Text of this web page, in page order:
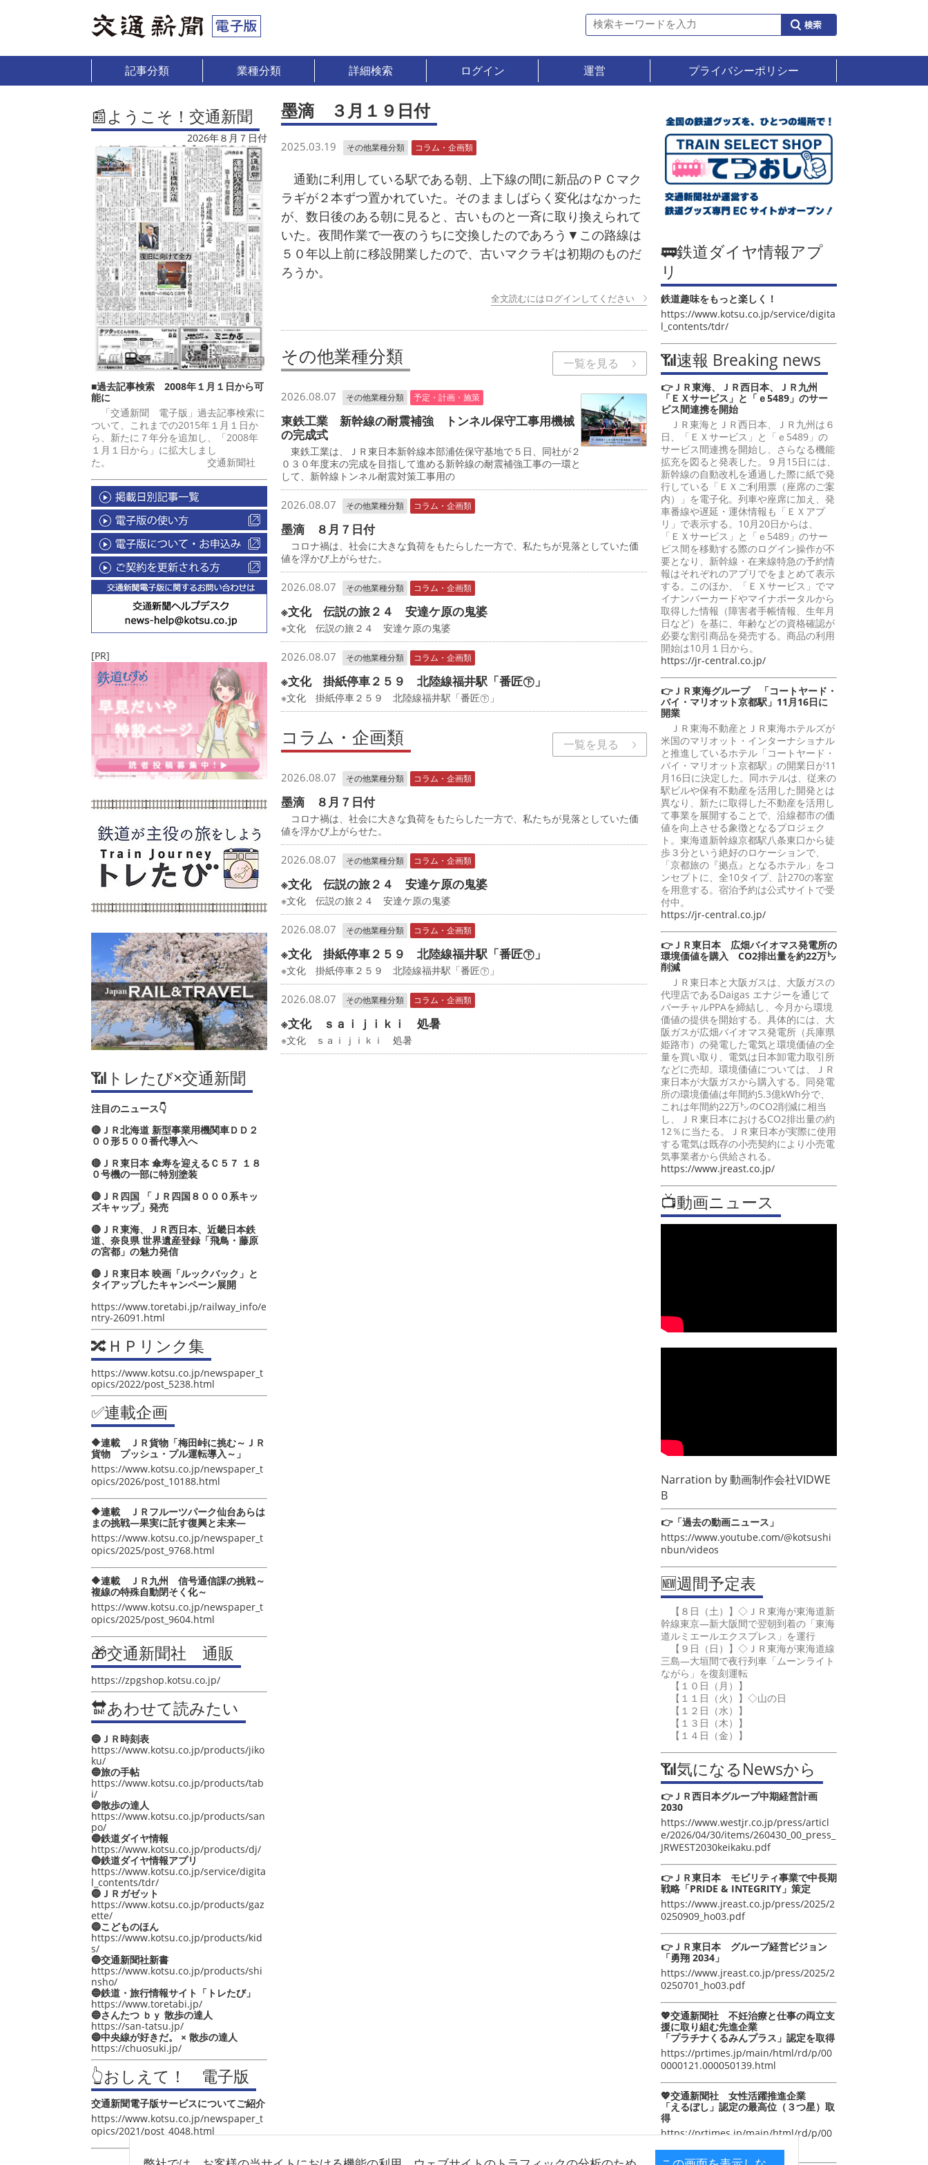
記事分類 業種分類 詳細検索 ログイン 運営 プライバシーポリシー
📰ようこそ！交通新聞
2026年８月７日付
■過去記事検索 2008年１月１日から可
能に
「交通新聞 電子版」過去記事検索に
ついて、これまでの2015年１月１日か
ら、新たに７年分を追加し、「2008年
１月１日から」に拡大しまし
た。 交通新聞社
[PR]
📶トレたび×交通新聞
注目のニュース👇
🔴ＪＲ北海道 新型事業用機関車ＤＤ２
００形５００番代導入へ
🔴ＪＲ東日本 傘寿を迎えるＣ５７ １８
０号機の一部に特別塗装
🔴ＪＲ四国 「ＪＲ四国８０００系キッ
ズキャップ」発売
🔴ＪＲ東海、ＪＲ西日本、近畿日本鉄
道、奈良県 世界遺産登録「飛鳥・藤原
の宮都」の魅力発信
🔴ＪＲ東日本 映画「ルックバック」と
タイアップしたキャンペーン展開
https://www.toretabi.jp/railway_info/e
ntry-26091.html
🔀ＨＰリンク集
https://www.kotsu.co.jp/newspaper_t
opics/2022/post_5238.html
✅連載企画
🔶連載 ＪＲ貨物「梅田峠に挑む～ＪＲ
貨物 プッシュ・プル運転導入～」
https://www.kotsu.co.jp/newspaper_t
opics/2026/post_10188.html
🔶連載 ＪＲフルーツパーク仙台あらは
まの挑戦―果実に託す復興と未来―
https://www.kotsu.co.jp/newspaper_t
opics/2025/post_9768.html
🔶連載 ＪＲ九州 信号通信課の挑戦～
複線の特殊自動閉そく化～
https://www.kotsu.co.jp/newspaper_t
opics/2025/post_9604.html
🎁交通新聞社 通販
https://zpgshop.kotsu.co.jp/
🔛あわせて読みたい
🔵ＪＲ時刻表
https://www.kotsu.co.jp/products/jiko
ku/
🔵旅の手帖
https://www.kotsu.co.jp/products/tab
i/
🔵散歩の達人
https://www.kotsu.co.jp/products/san
po/
🔵鉄道ダイヤ情報
https://www.kotsu.co.jp/products/dj/
🔵鉄道ダイヤ情報アプリ
https://www.kotsu.co.jp/service/digita
l_contents/tdr/
🔵ＪＲガゼット
https://www.kotsu.co.jp/products/gaz
ette/
🔵こどものほん
https://www.kotsu.co.jp/products/kid
s/
🔵交通新聞社新書
https://www.kotsu.co.jp/products/shi
nsho/
🔵鉄道・旅行情報サイト「トレたび」
https://www.toretabi.jp/
🔵さんたつ ｂｙ 散歩の達人
https://san-tatsu.jp/
🔵中央線が好きだ。 × 散歩の達人
https://chuosuki.jp/
👆おしえて！ 電子版
交通新聞電子版サービスについてご紹介
https://www.kotsu.co.jp/newspaper_t
opics/2021/post_4048.html
墨滴 ３月１９日付
2025.03.19 その他業種分類 コラム・企画類
通勤に利用している駅である朝、上下線の間に新品のＰＣマク
ラギが２本ずつ置かれていた。そのまましばらく変化はなかった
が、数日後のある朝に見ると、古いものと一斉に取り換えられて
いた。夜間作業で一夜のうちに交換したのであろう▼この路線は
５０年以上前に移設開業したので、古いマクラギは初期のものだ
ろうか。
全文読むにはログインしてください
その他業種分類 一覧を見る
2026.08.07 その他業種分類 予定・計画・施策
東鉄工業 新幹線の耐震補強 トンネル保守工事用機械
の完成式
東鉄工業は、ＪＲ東日本新幹線本部浦佐保守基地で５日、同社が２
０３０年度末の完成を目指して進める新幹線の耐震補強工事の一環と
して、新幹線トンネル耐震対策工事用の
2026.08.07 その他業種分類 コラム・企画類
墨滴 ８月７日付
コロナ禍は、社会に大きな負荷をもたらした一方で、私たちが見落としていた価
値を浮かび上がらせた。
2026.08.07 その他業種分類 コラム・企画類
※文化 伝説の旅２４ 安達ケ原の鬼婆
※文化 伝説の旅２４ 安達ケ原の鬼婆
2026.08.07 その他業種分類 コラム・企画類
※文化 掛紙停車２５９ 北陸線福井駅「番匠㊦」
※文化 掛紙停車２５９ 北陸線福井駅「番匠㊦」
コラム・企画類 一覧を見る
2026.08.07 その他業種分類 コラム・企画類
墨滴 ８月７日付
コロナ禍は、社会に大きな負荷をもたらした一方で、私たちが見落としていた価
値を浮かび上がらせた。
2026.08.07 その他業種分類 コラム・企画類
※文化 伝説の旅２４ 安達ケ原の鬼婆
※文化 伝説の旅２４ 安達ケ原の鬼婆
2026.08.07 その他業種分類 コラム・企画類
※文化 掛紙停車２５９ 北陸線福井駅「番匠㊦」
※文化 掛紙停車２５９ 北陸線福井駅「番匠㊦」
2026.08.07 その他業種分類 コラム・企画類
※文化 ｓａｉｊｉｋｉ 処暑
※文化 ｓａｉｊｉｋｉ 処暑
🚃鉄道ダイヤ情報アプ
リ
鉄道趣味をもっと楽しく！
https://www.kotsu.co.jp/service/digita
l_contents/tdr/
📶速報 Breaking news
👉ＪＲ東海、ＪＲ西日本、ＪＲ九州
「ＥＸサービス」と「ｅ5489」のサー
ビス間連携を開始
ＪＲ東海とＪＲ西日本、ＪＲ九州は６
日、「ＥＸサービス」と「ｅ5489」の
サービス間連携を開始し、さらなる機能
拡充を図ると発表した。９月15日には、
新幹線の自動改札を通過した際に紙で発
行している「ＥＸご利用票（座席のご案
内）」を電子化。列車や座席に加え、発
車番線や遅延・運休情報も「ＥＸアプ
リ」で表示する。10月20日からは、
「ＥＸサービス」と「ｅ5489」のサー
ビス間を移動する際のログイン操作が不
要となり、新幹線・在来線特急の予約情
報はそれぞれのアプリでをまとめて表示
する。このほか、「ＥＸサービス」でマ
イナンバーカードやマイナポータルから
取得した情報（障害者手帳情報、生年月
日など）を基に、年齢などの資格確認が
必要な割引商品を発売する。商品の利用
開始は10月１日から。
https://jr-central.co.jp/
👉ＪＲ東海グループ 「コートヤード・
バイ・マリオット京都駅」11月16日に
開業
ＪＲ東海不動産とＪＲ東海ホテルズが
米国のマリオット・インターナショナル
と推進しているホテル「コートヤード・
バイ・マリオット京都駅」の開業日が11
月16日に決定した。同ホテルは、従来の
駅ビルや保有不動産を活用した開発とは
異なり、新たに取得した不動産を活用し
て事業を展開することで、沿線都市の価
値を向上させる象徴となるプロジェク
ト。東海道新幹線京都駅八条東口から徒
歩３分という絶好のロケーションで、
「京都旅の『拠点』となるホテル」をコ
ンセプトに、全10タイプ、計270の客室
を用意する。宿泊予約は公式サイトで受
付中。
https://jr-central.co.jp/
👉ＪＲ東日本 広畑バイオマス発電所の
環境価値を購入 CO2排出量を約22万㌧
削減
ＪＲ東日本と大阪ガスは、大阪ガスの
代理店であるDaigas エナジーを通じて
バーチャルPPAを締結し、今月から環境
価値の提供を開始する。具体的には、大
阪ガスが広畑バイオマス発電所（兵庫県
姫路市）の発電した電気と環境価値の全
量を買い取り、電気は日本卸電力取引所
などに売却。環境価値については、ＪＲ
東日本が大阪ガスから購入する。同発電
所の環境価値は年間約5.3億kWh分で、
これは年間約22万㌧のCO2削減に相当
し、ＪＲ東日本におけるCO2排出量の約
12％に当たる。ＪＲ東日本が実際に使用
する電気は既存の小売契約により小売電
気事業者から供給される。
https://www.jreast.co.jp/
📺動画ニュース
Narration by動画制作会社VIDWE
B
👉「過去の動画ニュース」
https://www.youtube.com/@kotsushi
nbun/videos
🆕週間予定表
【８日（土）】◇ＪＲ東海が東海道新
幹線東京―新大阪間で翌朝到着の「東海
道ルミエールエクスプレス」を運行
【９日（日）】◇ＪＲ東海が東海道線
三島―大垣間で夜行列車「ムーンライト
ながら」を復刻運転
【１０日（月）】
【１１日（火）】◇山の日
【１２日（水）】
【１３日（木）】
【１４日（金）】
📶気になるNewsから
👉ＪＲ西日本グループ中期経営計画
2030
https://www.westjr.co.jp/press/articl
e/2026/04/30/items/260430_00_press_
JRWEST2030keikaku.pdf
👉ＪＲ東日本 モビリティ事業で中長期
戦略「PRIDE & INTEGRITY」策定
https://www.jreast.co.jp/press/2025/2
0250909_ho03.pdf
👉ＪＲ東日本 グループ経営ビジョン
「勇翔 2034」
https://www.jreast.co.jp/press/2025/2
0250701_ho03.pdf
💖交通新聞社 不妊治療と仕事の両立支
援に取り組む先進企業
「プラチナくるみんプラス」認定を取得
https://prtimes.jp/main/html/rd/p/00
0000121.000050139.html
💖交通新聞社 女性活躍推進企業
「えるぼし」認定の最高位（３つ星）取
得
https://prtimes.jp/main/html/rd/p/00